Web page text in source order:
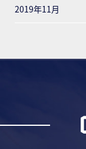
2019年11月